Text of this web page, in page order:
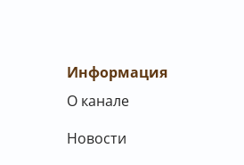
Информация
О канале
Новости